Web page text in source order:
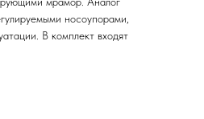
носоупорами,
В комплект входят